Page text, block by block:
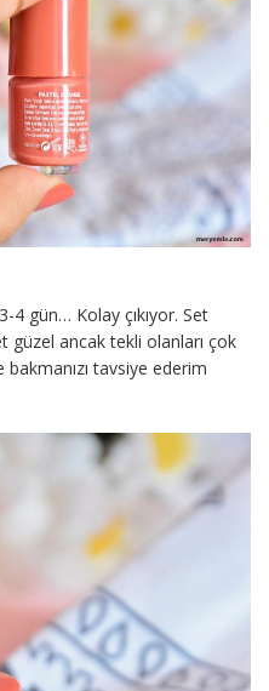
4 gün… Kolay çıkıyor. Set
güzel ancak tekli olanları çok
tavsiye ederim